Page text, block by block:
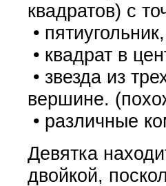
квадратов) с
•
• квадрат в
• звезда из
вершине.
• различные
Девятка
двойкой,